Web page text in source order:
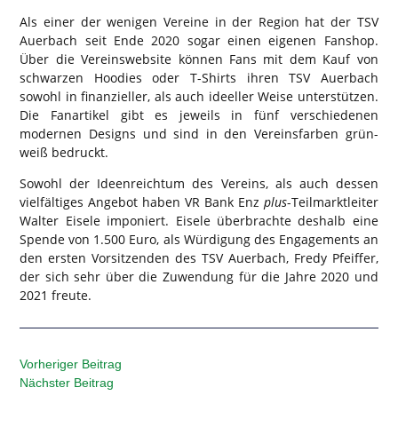
Als einer der wenigen Vereine in der Region hat der TSV
Auerbach seit Ende 2020 sogar einen eigenen Fanshop.
Über die Vereinswebsite können Fans mit dem Kauf von
schwarzen Hoodies oder T-Shirts ihren TSV Auerbach
sowohl in finanzieller, als auch ideeller Weise unterstützen.
Die Fanartikel gibt es jeweils in fünf verschiedenen
modernen Designs und sind in den Vereinsfarben grün-
weiß bedruckt.
Sowohl der Ideenreichtum des Vereins, als auch dessen
vielfältiges Angebot haben VR Bank Enz plus-Teilmarktleiter
Walter Eisele imponiert. Eisele überbrachte deshalb eine
Spende von 1.500 Euro, als Würdigung des Engagements an
den ersten Vorsitzenden des TSV Auerbach, Fredy Pfeiffer,
der sich sehr über die Zuwendung für die Jahre 2020 und
2021 freute.
Vorheriger Beitrag
Nächster Beitrag